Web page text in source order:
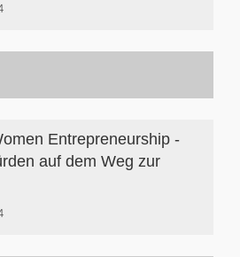
Entrepreneurship -
auf dem Weg zur